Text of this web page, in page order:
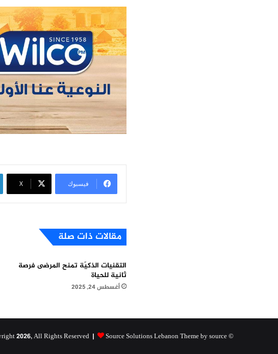
فيسبوك X
مقالات ذات صلة
التقنيات الذكيّة تمنح المرضى فرصة
ثانية للحياة
أغسطس 24, 2025
© Copyright 2026, All Rights Reserved |
Source Solutions Lebanon Theme by source